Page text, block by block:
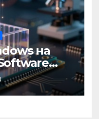
на
на
ОС